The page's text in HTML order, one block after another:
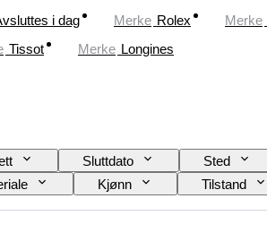
i dag Merke Rolex Merke
Tissot Merke Longines
Sluttdato Sted
Kjønn Tilstand
Urverk Klokkerem materiale